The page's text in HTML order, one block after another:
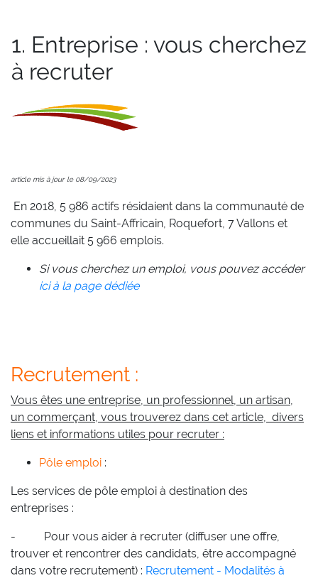
1. Entreprise : vous cherchez
à recruter
article mis à jour le 08/09/2023
En 2018, 5 986 actifs résidaient dans la communauté de
communes du Saint-Affricain, Roquefort, 7 Vallons et
elle accueillait 5 966 emplois.
Si vous cherchez un emploi, vous pouvez accéder
ici à la page dédiée
Recrutement :
Vous êtes une entreprise, un professionnel, un artisan,
un commerçant, vous trouverez dans cet article, divers
liens et informations utiles pour recruter :
Pôle emploi :
Les services de pôle emploi à destination des
entreprises :
- Pour vous aider à recruter (diffuser une offre,
trouver et rencontrer des candidats, être accompagné
dans votre recrutement) : Recrutement - Modalités à